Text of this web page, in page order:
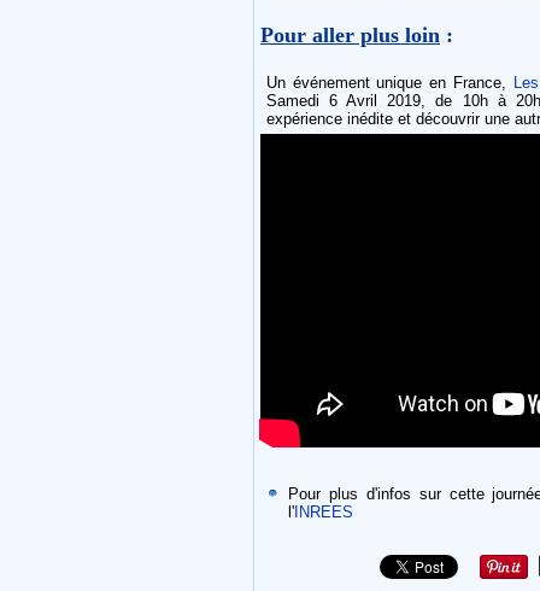
Pour aller plus loin :
Un événement unique en France,
Samedi 6 Avril 2019, de 10h à
expérience inédite et découvrir une
Pour plus d'infos sur cette
l' INREES